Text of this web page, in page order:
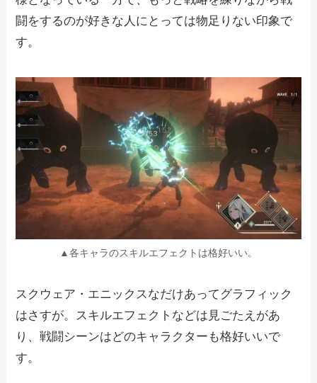
闘をするのが好きな人にとっては物足りない印象で
す。
▲各キャラのスキルエフェクトは格好いい。
スクウェア・エニックスなだけあってグラフィック
はさすが。スキルエフェクトなどは見ごたえがあ
り、戦闘シーンはどのキャラクターも格好いいで
す。